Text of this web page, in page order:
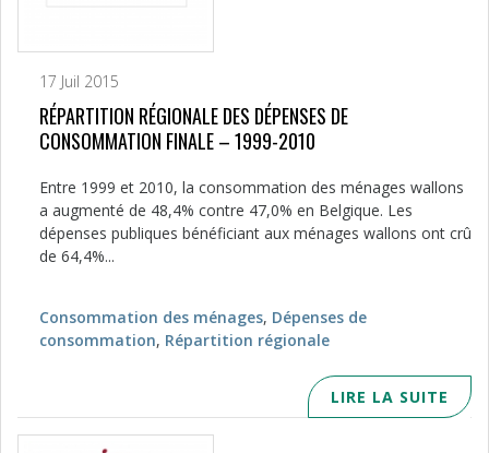
17 Juil 2015
RÉPARTITION RÉGIONALE DES DÉPENSES DE
CONSOMMATION FINALE – 1999-2010
Entre 1999 et 2010, la consommation des ménages wallons
a augmenté de 48,4% contre 47,0% en Belgique. Les
dépenses publiques bénéficiant aux ménages wallons ont crû
de 64,4%...
Consommation des ménages, Dépenses de
consommation, Répartition régionale
LIRE LA SUITE